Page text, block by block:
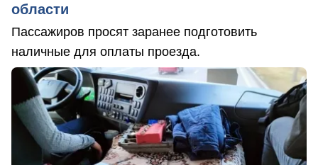
области
Пассажиров просят заранее подготовить
наличные для оплаты проезда.